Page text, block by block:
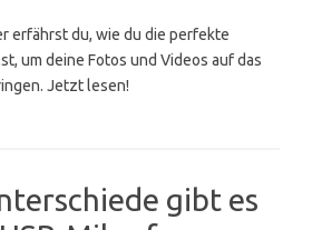
erfährst du, wie du die perfekte
um deine Fotos und Videos auf das
Jetzt lesen!
gibt es